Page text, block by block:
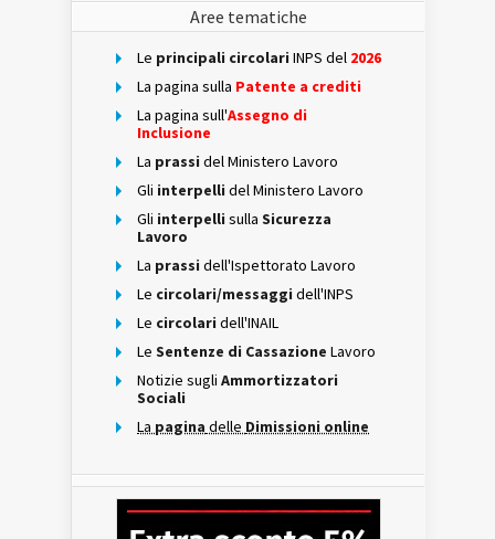
Aree tematiche
Le principali circolari INPS del 2026
La pagina sulla Patente a crediti
La pagina sull'Assegno di
Inclusione
La prassi del Ministero Lavoro
Gli interpelli del Ministero Lavoro
Gli interpelli sulla Sicurezza
Lavoro
La prassi dell'Ispettorato Lavoro
Le circolari/messaggi dell'INPS
Le circolari dell'INAIL
Le Sentenze di Cassazione Lavoro
Notizie sugli Ammortizzatori
Sociali
La pagina delle Dimissioni online